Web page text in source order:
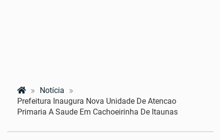
Notícia
Prefeitura Inaugura Nova Unidade De Atencao
Primaria A Saude Em Cachoeirinha De Itaunas